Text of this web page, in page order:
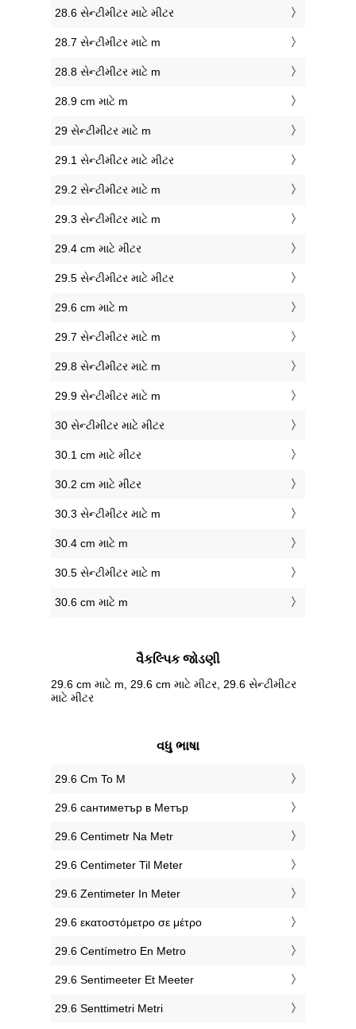
28.6 સેન્ટીમીટર માટે મીટર
28.7 સેન્ટીમીટર માટે m
28.8 સેન્ટીમીટર માટે m
28.9 cm માટે m
29 સેન્ટીમીટર માટે m
29.1 સેન્ટીમીટર માટે મીટર
29.2 સેન્ટીમીટર માટે m
29.3 સેન્ટીમીટર માટે m
29.4 cm માટે મીટર
29.5 સેન્ટીમીટર માટે મીટર
29.6 cm માટે m
29.7 સેન્ટીમીટર માટે m
29.8 સેન્ટીમીટર માટે m
29.9 સેન્ટીમીટર માટે m
30 સેન્ટીમીટર માટે મીટર
30.1 cm માટે મીટર
30.2 cm માટે મીટર
30.3 સેન્ટીમીટર માટે m
30.4 cm માટે m
30.5 સેન્ટીમીટર માટે m
30.6 cm માટે m
વૈકલ્પિક જોડણી
29.6 cm માટે m, 29.6 cm માટે મીટર, 29.6 સેન્ટીમીટર
માટે મીટર
વધુ ભાષા
‎29.6 Cm To M
‎29.6 сантиметър в Метър
‎29.6 Centimetr Na Metr
‎29.6 Centimeter Til Meter
‎29.6 Zentimeter In Meter
‎29.6 εκατοστόμετρο σε μέτρο
‎29.6 Centímetro En Metro
‎29.6 Sentimeeter Et Meeter
‎29.6 Senttimetri Metri